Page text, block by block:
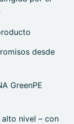
desde
GreenPE
nivel – con